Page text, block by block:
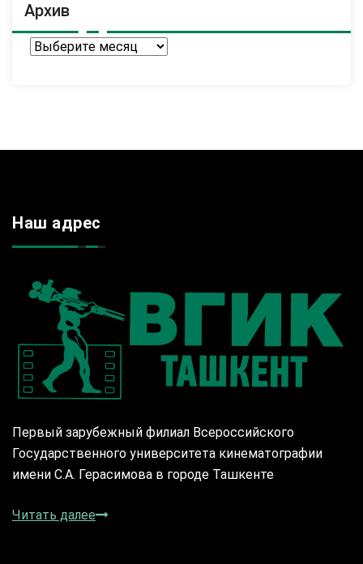
Архив
Архив
Наш адрес
Первый зарубежный филиал Всероссийского
Государственного университета кинематографии
имени С.А. Герасимова в городе Ташкенте
Читать далее